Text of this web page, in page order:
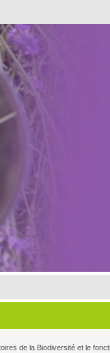
de la Biodiversité et le